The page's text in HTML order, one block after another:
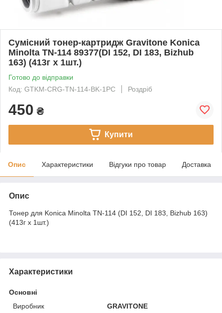
Сумісний тонер-картридж Gravitone Konica
Minolta TN-114 89377(DI 152, DI 183, Bizhub
163) (413г x 1шт.)
Готово до відправки
Код: GTKM-CRG-TN-114-BK-1PC
Роздріб
450 ₴
Купити
Опис Характеристики Відгуки про товар Доставка
Опис
Тонер для Konica Minolta TN-114 (DI 152, DI 183, Bizhub 163)
(413г x 1шт.)
Характеристики
Основні
Виробник
GRAVITONE